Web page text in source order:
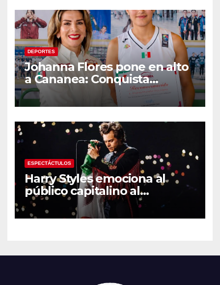
DEPORTES
Johanna Flores pone en alto
a Cananea: Conquista
medalla de plata con la
Selección Mexicana Sub-20
Centroamericanos
ESPECTÁCTULOS
Harry Styles emociona al
público capitalino al
interpretar “Cielito Lindo” en
su tercer concierto en la